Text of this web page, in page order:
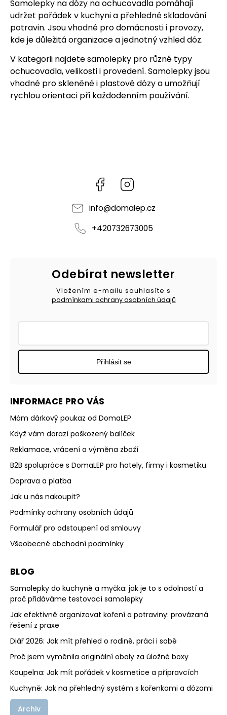
Samolepky na dózy na ochucovadla pomáhají
udržet pořádek v kuchyni a přehledné skladování
potravin. Jsou vhodné pro domácnosti i provozy,
kde je důležitá organizace a jednotný vzhled dóz.
V kategorii najdete samolepky pro různé typy
ochucovadla, velikosti i provedení. Samolepky jsou
vhodné pro skleněné i plastové dózy a umožňují
rychlou orientaci při každodenním používání.
Facebook
info@domalep.cz
+420732673005
INFORMACE PRO VÁS
Mám dárkový poukaz od DomaLEP
Když vám dorazí poškozený balíček
Reklamace, vrácení a výměna zboží
B2B spolupráce s DomaLEP pro hotely, firmy i kosmetiku
Doprava a platba
Jak u nás nakoupit?
Podmínky ochrany osobních údajů
Formulář pro odstoupení od smlouvy
Všeobecné obchodní podmínky
BLOG
Samolepky do kuchyně a myčka: jak je to s odolností a
proč přidáváme testovací samolepky
Jak efektivně organizovat koření a potraviny: provázaná
řešení z praxe
Diář 2026: Jak mít přehled o rodině, práci i sobě
Proč jsem vyměnila originální obaly za úložné boxy
Koupelna: Jak mít pořádek v kosmetice a přípravcích
Kuchyně: Jak na přehledný systém s kořenkami a dózami
Archiv
Odebírat newsletter
Vložením e-mailu souhlasíte s
podmínkami ochrany osobních údajů
Přihlásit se